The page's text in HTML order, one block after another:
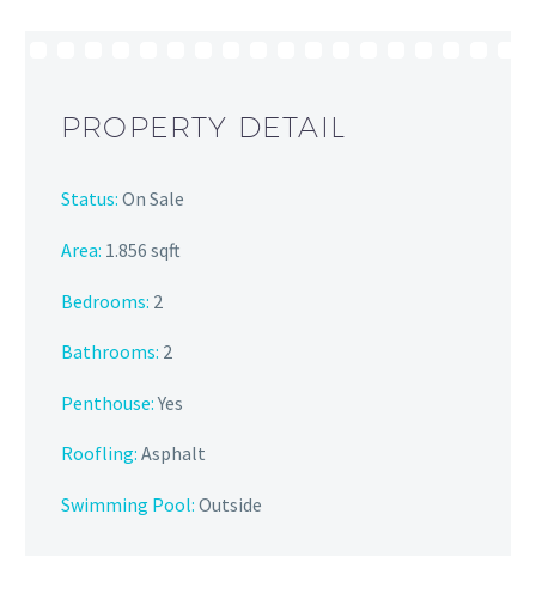
PROPERTY DETAIL
Status: On Sale
Area: 1.856 sqft
Bedrooms: 2
Bathrooms: 2
Penthouse:Yes
Roofling: Asphalt
Swimming Pool: Outside